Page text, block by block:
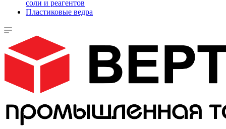
соли и реагентов
Пластиковые ведра